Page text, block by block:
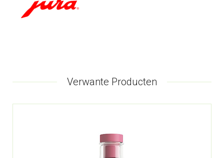
Verwante Producten